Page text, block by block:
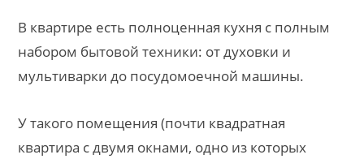
В квартире есть полноценная кухня с полным
набором бытовой техники: от духовки и
мультиварки до посудомоечной машины.
У такого помещения (почти квадратная
квартира с двумя окнами, одно из которых